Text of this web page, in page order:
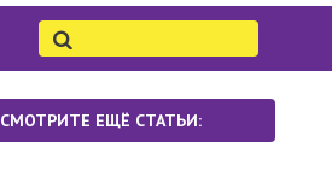
СМОТРИТЕ ЕЩЁ СТАТЬИ: